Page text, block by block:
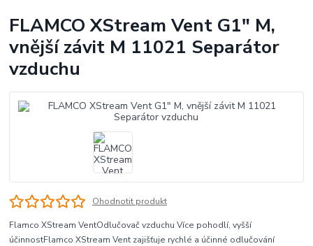
FLAMCO XStream Vent G1" M,
vnější závit M 11021 Separátor
vzduchu
Ohodnotit produkt
Flamco XStream VentOdlučovač vzduchu Více pohodlí, vyšší
účinnostFlamco XStream Vent zajišťuje rychlé a účinné odlučování